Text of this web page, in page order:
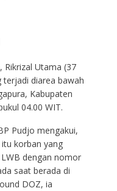
Rikrizal Utama (37
diarea bawah
Kabupaten
04.00 WIT.
Pudjo mengakui,
korban yang
dengan nomor
saat berada di
DOZ, ia